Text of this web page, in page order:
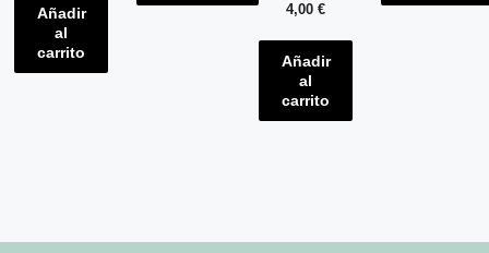
Añadir
al
carrito
4,00 €
Añadir
al
carrito